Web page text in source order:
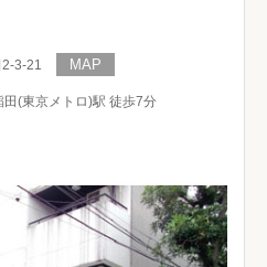
3-21
(東京メトロ)駅 徒歩7分